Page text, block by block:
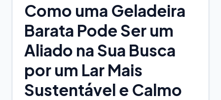
Como uma Geladeira
Barata Pode Ser um
Aliado na Sua Busca
por um Lar Mais
Sustentável e Calmo